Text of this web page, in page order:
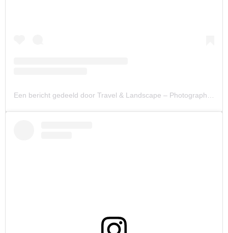
Een bericht gedeeld door Travel & Landscape – Photography (@giuliogroebert)